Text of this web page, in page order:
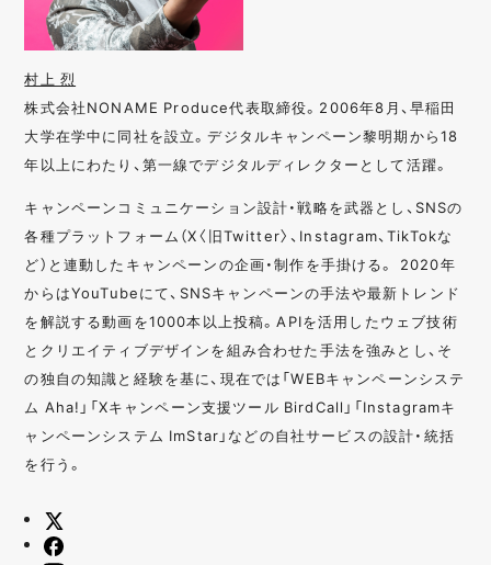
村上 烈
株式会社NONAME Produce代表取締役。2006年8月、早稲田
大学在学中に同社を設立。デジタルキャンペーン黎明期から18
年以上にわたり、第一線でデジタルディレクターとして活躍。
キャンペーンコミュニケーション設計・戦略を武器とし、SNSの
各種プラットフォーム（X〈旧Twitter〉、Instagram、TikTokな
ど）と連動したキャンペーンの企画・制作を手掛ける。 2020年
からはYouTubeにて、SNSキャンペーンの手法や最新トレンド
を解説する動画を1000本以上投稿。APIを活用したウェブ技術
とクリエイティブデザインを組み合わせた手法を強みとし、そ
の独自の知識と経験を基に、現在では「WEBキャンペーンシステ
ム Aha!」「Xキャンペーン支援ツール BirdCall」「Instagramキ
ャンペーンシステム ImStar」などの自社サービスの設計・統括
を行う。